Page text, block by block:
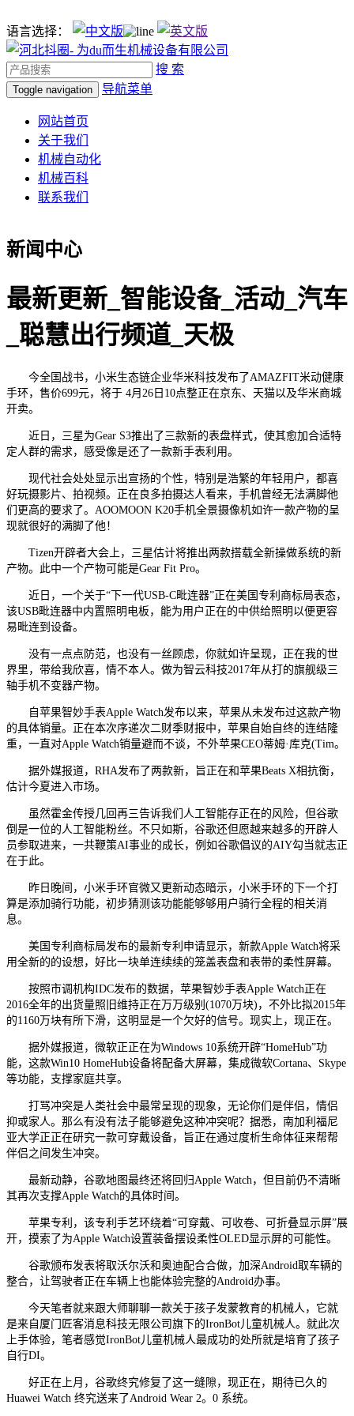
语言选择：
搜 索
Toggle navigation 导航菜单
网站首页
关于我们
机械自动化
机械百科
联系我们
新闻中心
最新更新_智能设备_活动_汽车
_聪慧出行频道_天极
今全国战书，小米生态链企业华米科技发布了AMAZFIT米动健康
手环，售价699元，将于 4月26日10点整正在京东、天猫以及华米商城
开卖。
近日，三星为Gear S3推出了三款新的表盘样式，使其愈加合适特
定人群的需求，感受像是还了一款新手表利用。
现代社会处处显示出宣扬的个性，特别是浩繁的年轻用户，都喜
好玩摄影片、拍视频。正在良多拍摄达人看来，手机曾经无法满脚他
们更高的要求了。AOOMOON K20手机全景摄像机如许一款产物的呈
现就很好的满脚了他！
Tizen开辟者大会上，三星估计将推出两款搭载全新操做系统的新
产物。此中一个产物可能是Gear Fit Pro。
近日，一个关于“下一代USB-C毗连器”正在美国专利商标局表态，
该USB毗连器中内置照明电板，能为用户正在的中供给照明以便更容
易毗连到设备。
没有一点点防范，也没有一丝顾虑，你就如许呈现，正在我的世
界里，带给我欣喜，情不本人。做为智云科技2017年从打的旗舰级三
轴手机不变器产物。
自苹果智妙手表Apple Watch发布以来，苹果从未发布过这款产物
的具体销量。正在本次序递次二财季财报中，苹果自始自终的连结隆
重，一直对Apple Watch销量避而不谈，不外苹果CEO蒂姆·库克(Tim。
据外媒报道，RHA发布了两款新，旨正在和苹果Beats X相抗衡，
估计今夏进入市场。
虽然霍金传授几回再三告诉我们人工智能存正在的风险，但谷歌
倒是一位的人工智能粉丝。不只如斯，谷歌还但愿越来越多的开辟人
员参取进来，一共鞭策AI事业的成长，例如谷歌倡议的AIY勾当就志正
在于此。
昨日晚间，小米手环官微又更新动态暗示，小米手环的下一个打
算是添加骑行功能，初步猜测该功能能够够用户骑行全程的相关消
息。
美国专利商标局发布的最新专利申请显示，新款Apple Watch将采
用全新的的设想，好比一块单连续续的笼盖表盘和表带的柔性屏幕。
按照市调机构IDC发布的数据，苹果智妙手表Apple Watch正在
2016全年的出货量照旧维持正在万万级别(1070万块)，不外比拟2015年
的1160万块有所下滑，这明显是一个欠好的信号。现实上，现正在。
据外媒报道，微软正正在为Windows 10系统开辟“HomeHub”功
能，这款Win10 HomeHub设备将配备大屏幕，集成微软Cortana、Skype
等功能，支撑家庭共享。
打骂冲突是人类社会中最常呈现的现象，无论你们是伴侣，情侣
抑或家人。那么有没有法子能够避免这种冲突呢？据悉，南加利福尼
亚大学正正在研究一款可穿戴设备，旨正在通过度析生命体征来帮帮
伴侣之间发生冲突。
最新动静，谷歌地图最终还将回归Apple Watch，但目前仍不清晰
其再次支撑Apple Watch的具体时间。
苹果专利，该专利手艺环绕着“可穿戴、可收卷、可折叠显示屏”展
开，摸索了为Apple Watch设置装备摆设柔性OLED显示屏的可能性。
谷歌颁布发表将取沃尔沃和奥迪配合合做，加深Android取车辆的
整合，让驾驶者正在车辆上也能体验完整的Android办事。
今天笔者就来跟大师聊聊一款关于孩子发蒙教育的机械人，它就
是来自厦门匠客消息科技无限公司旗下的IronBot儿童机械人。就此次
上手体验，笔者感觉IronBot儿童机械人最成功的处所就是培育了孩子
自行DI。
好正在上月，谷歌终究修复了这一缝隙，现正在，期待已久的
Huawei Watch 终究送来了Android Wear 2。0 系统。